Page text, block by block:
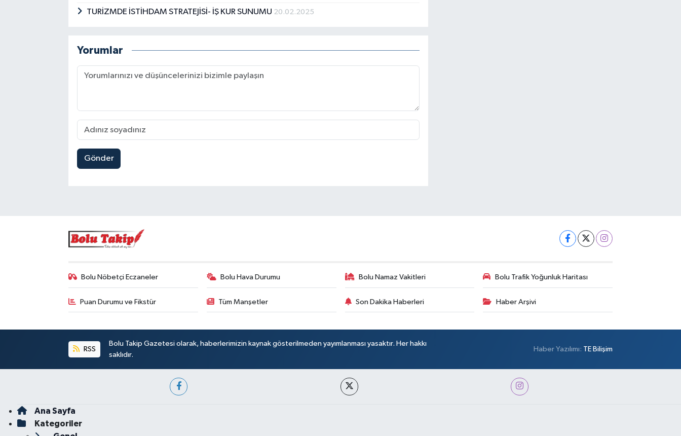
TURİZMDE İSTİHDAM STRATEJİSİ- İŞ KUR SUNUMU 20.02.2025
Yorumlar
Gönder
Bolu Nöbetçi Eczaneler Bolu Hava Durumu Bolu Namaz Vakitleri Bolu Trafik Yoğunluk Haritası
Puan Durumu ve Fikstür Tüm Manşetler Son Dakika Haberleri Haber Arşivi
RSS
Bolu Takip Gazetesi olarak, haberlerimizin kaynak gösterilmeden yayımlanması yasaktır. Her hakkı
saklıdır.
Haber Yazılımı: TE Bilişim
Ana Sayfa
Kategoriler